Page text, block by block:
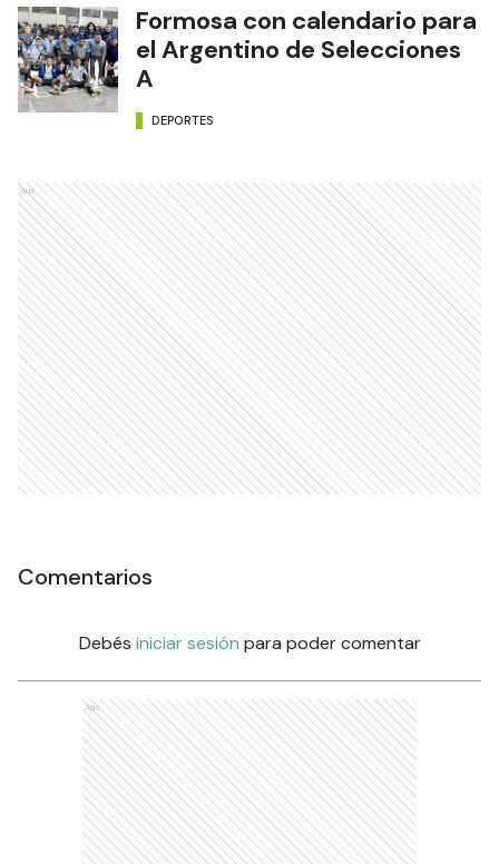
Formosa con calendario para
el Argentino de Selecciones
A
DEPORTES
Ads
Comentarios
Debés iniciar sesión para poder comentar
Ads